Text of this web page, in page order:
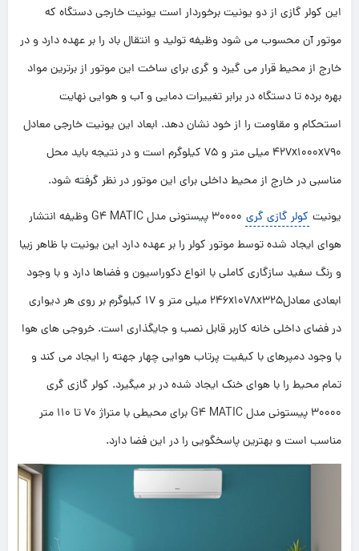
این کولر گازی از دو یونیت برخوردار است یونیت خارجی دستگاه که
موتور آن محسوب می شود وظیفه تولید و انتقال باد را بر عهده دارد و در
خارج از محیط قرار می گیرد و گری برای ساخت این موتور از برترین مواد
بهره برده تا دستگاه در برابر تغییرات دمایی و آب و هوایی نهایت
استحکام و مقاومت را از خود نشان دهد. ابعاد این یونیت خارجی معادل
427x1000x790 میلی متر و 75 کیلوگرم است و در نتیجه باید محل
مناسبی در خارج از محیط داخلی برای این موتور در نظر گرفته شود.
یونیت کولر گازی گری
30000 پیستونی مدل G4 MATIC وظیفه انتشار
هوای ایجاد شده توسط موتور کولر را بر عهده دارد این یونیت با ظاهر زیبا
و رنگ سفید سازگاری کاملی با انواع دکوراسیون و فضاها دارد و با وجود
ابعادی معادل246x1078x325 میلی متر و 17 کیلوگرم بر روی هر دیواری
در فضای داخلی خانه کاربر قابل نصب و جایگذاری است. خروجی های هوا
با وجود دمپرهای با کیفیت پرتاب هوایی چهار جهته را ایجاد می کند و
تمام محیط را با هوای خنک ایجاد شده در بر میگیرد. کولر گازی گری
30000 پیستونی مدل G4 MATIC برای محیطی با متراژ 70 تا 110 متر
مناسب است و بهترین پاسخگویی را در این فضا دارد.